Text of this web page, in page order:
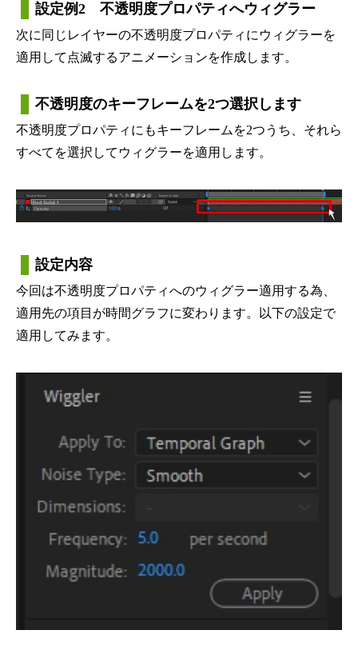
設定例2 不透明度プロパティへウィグラー
次に同じレイヤーの不透明度プロパティにウィグラーを
適用して点滅するアニメーションを作成します。
不透明度のキーフレームを2つ選択します
不透明度プロパティにもキーフレームを2つうち、それら
すべてを選択してウィグラーを適用します。
設定内容
今回は不透明度プロパティへのウィグラー適用する為、
適用先の項目が時間グラフに変わります。以下の設定で
適用してみます。